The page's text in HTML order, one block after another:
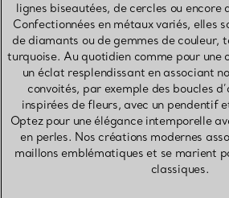
lignes biseautées, de cercles ou encore
Confectionnées en métaux variés, elles
de diamants ou de gemmes de couleur,
turquoise. Au quotidien comme pour une
un éclat resplendissant en associant
convoités, par exemple des boucles
inspirées de fleurs, avec un pendentif
Optez pour une élégance intemporelle
en perles. Nos créations modernes
maillons emblématiques et se marient
classiques.